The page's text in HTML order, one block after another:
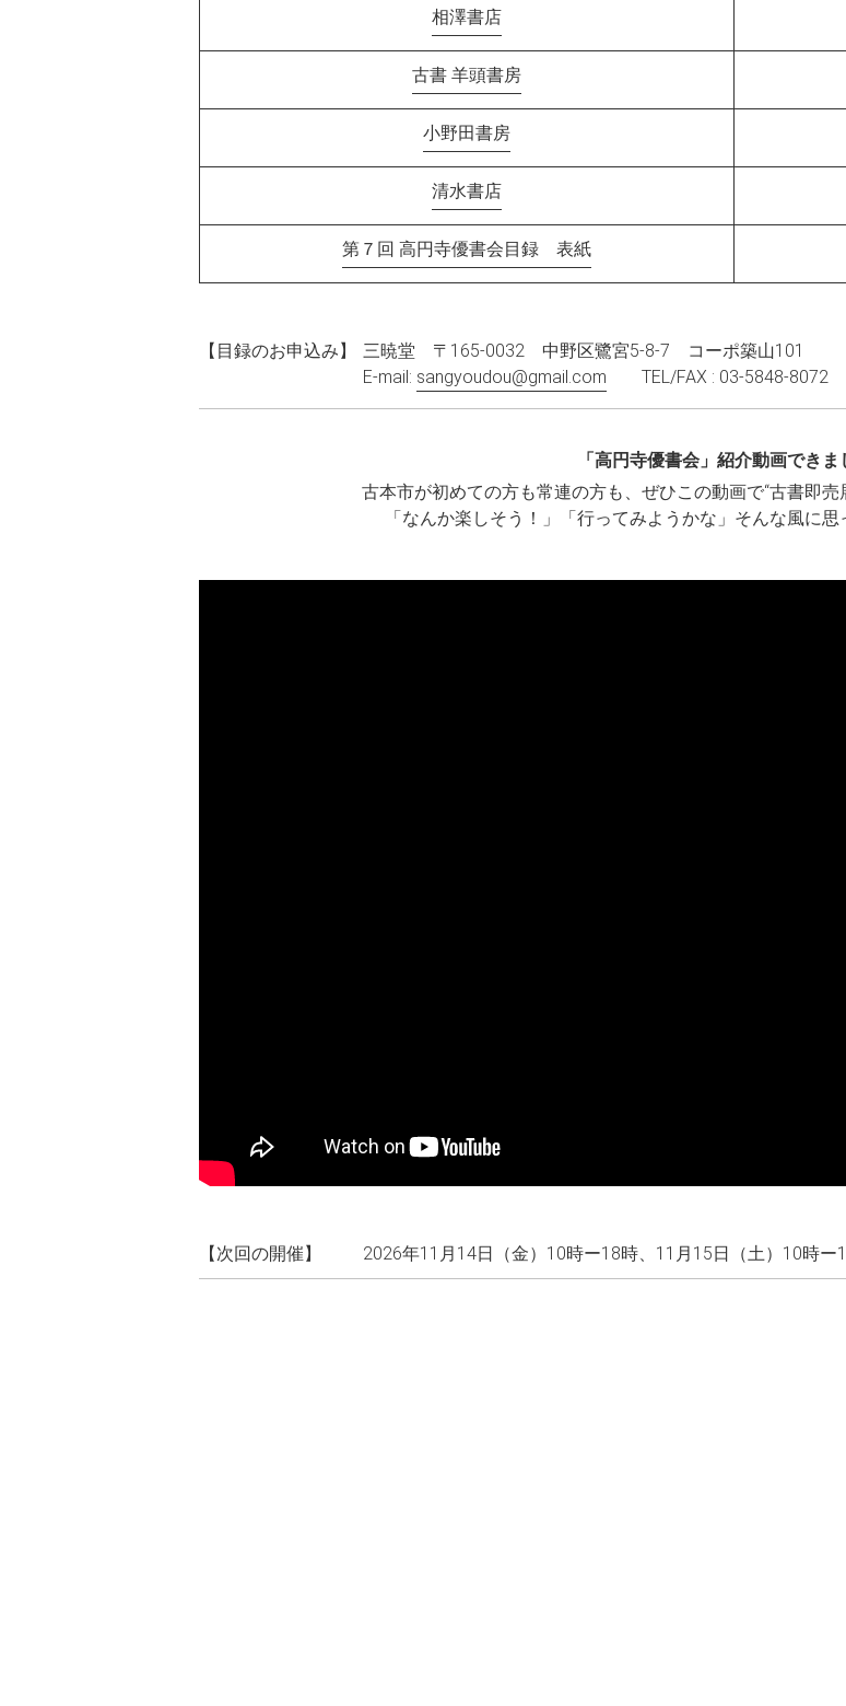
相澤書店
古書 羊頭書房
小野田書房
清水書店
第７回 高円寺優書会目録 表紙
【目録のお申込み】
三暁堂 〒165-0032 中野区鷺宮5-8-7 コーポ築山101
E-mail: sangyoudou@gmail.com TEL/FAX : 03-5848-8072
「高円寺優書会」紹介動画できま
古本市が初めての方も常連の方も、ぜひこの動画で“古書即売
「なんか楽しそう！」「行ってみようかな」そんな風に思
【次回の開催】 2026年11月14日（金）10時ー18時、11月15日（土）10時ー